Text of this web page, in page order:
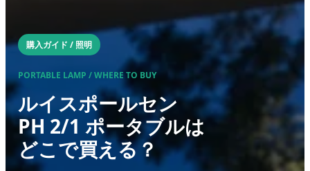
購入ガイド / 照明
PORTABLE LAMP / WHERE TO BUY
ルイスポールセン
PH 2/1 ポータブルは
どこで買える？